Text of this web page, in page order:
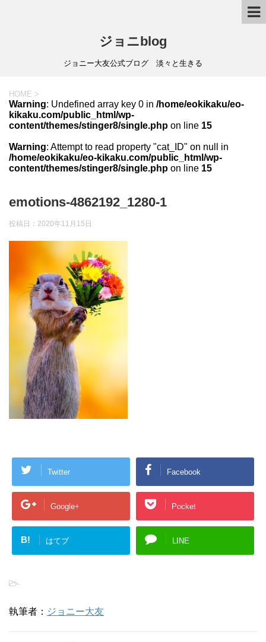
ジョニblog
ジョニー大友公式ブログ 淡々と生きる
HOME >
Warning: Undefined array key 0 in /home/eokikaku/eo-
kikaku.com/public_html/wp-
content/themes/stinger8/single.php on line 15
Warning: Attempt to read property "cat_ID" on null in
/home/eokikaku/eo-kikaku.com/public_html/wp-
content/themes/stinger8/single.php on line 15
emotions-4862192_1280-1
投稿日： 2020年11月15日
Twitter Facebook
Google+ Pocket
B! はてブ LINE
-
執筆者： ジョニー大友